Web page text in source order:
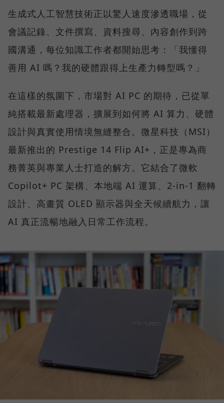
生成式人工智慧技術正以驚人速度滲透職場，從
會議記錄、文件撰寫、資料搜尋、內容創作到跨
國溝通，每位知識工作者都開始思考：「我懂得
善用 AI 嗎？我的硬體跟得上生產力轉型嗎？」
在這樣的氛圍下，市場對 AI PC 的期待，已從單
純搭載最新處理器，擴展到如何將 AI 算力、硬體
設計與真實使用情境無縫整合。微星科技（MSI）
最新推出的 Prestige 14 Flip AI+，正是專為商
務菁英與專業人士打造的解方。它結合了微軟
Copilot+ PC 架構、本地端 AI 運算、2-in-1 翻轉
設計、高畫質 OLED 顯示器與全天候續航力，讓
AI 真正流暢地融入日常工作流程。